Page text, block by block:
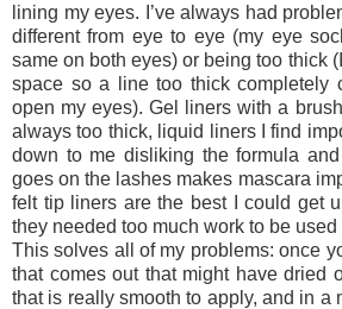
lining my eyes. I’ve always had
different from eye to eye (my eye
same on both eyes) or being too thick
space so a line too thick completely
open my eyes). Gel liners with a
always too thick, liquid liners I find
down to me disliking the formula
goes on the lashes makes mascara
felt tip liners are the best I could get
they needed too much work to be used
This solves all of my problems: once
that comes out that might have dried
that is really smooth to apply, and in a